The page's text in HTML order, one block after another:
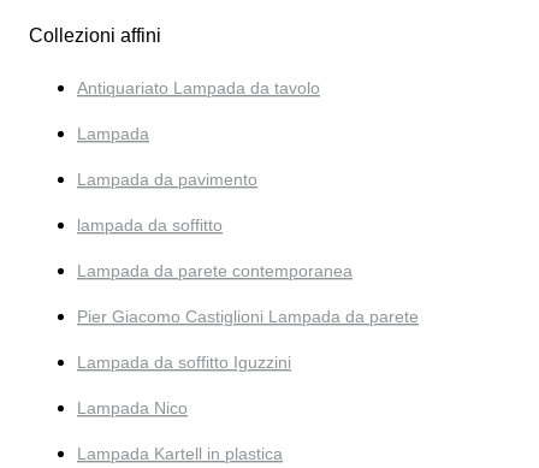
Collezioni affini
Antiquariato Lampada da tavolo
Lampada
Lampada da pavimento
lampada da soffitto
Lampada da parete contemporanea
Pier Giacomo Castiglioni Lampada da parete
Lampada da soffitto Iguzzini
Lampada Nico
Lampada Kartell in plastica